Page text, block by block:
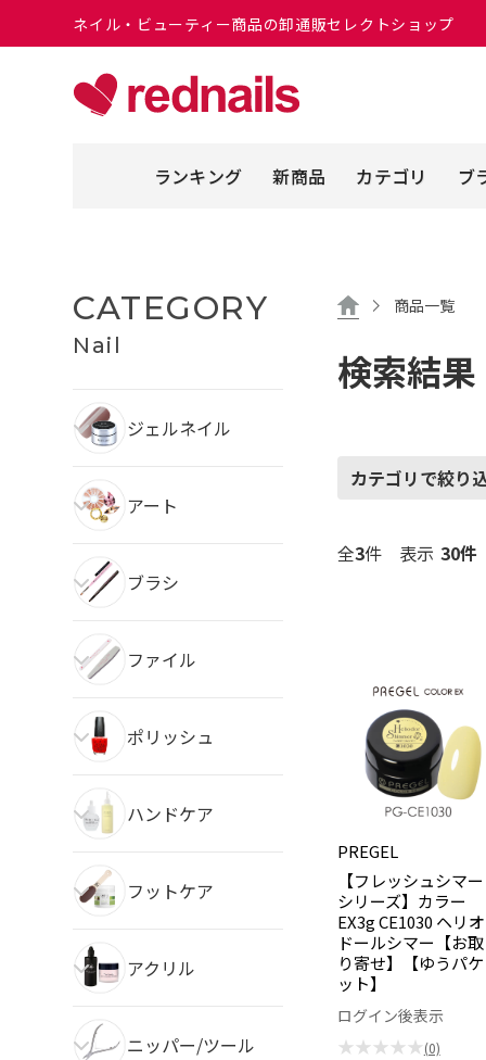
ネイル・ビューティー商品の卸通販セレクトショップ
ランキング 新商品 カテゴリ ブ
CATEGORY
Nail
ジェルネイル
アート
ブラシ
ファイル
ポリッシュ
ハンドケア
フットケア
アクリル
ニッパー/ツール
商品一覧
検索結果
カテゴリで絞り
全3件表示
PREGEL
【フレッシュシマー
シリーズ】カラー
EX3g CE1030 ヘリオ
ドールシマー【お取
り寄せ】【ゆうパケ
ット】
ログイン後表示
★★★★★(0)